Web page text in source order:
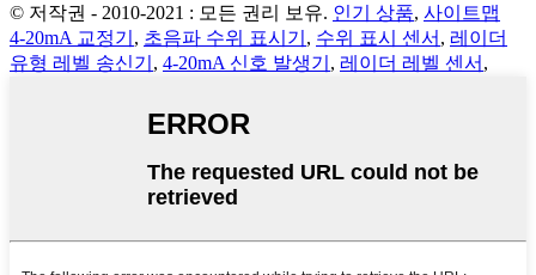
© 저작권 - 2010-2021 : 모든 권리 보유. 인기 상품, 사이트맵
4-20mA 교정기 , 초음파 수위 표시기 , 수위 표시 센서 , 레이더
유형 레벨 송신기 , 4-20mA 신호 발생기 , 레이더 레벨 센서 ,